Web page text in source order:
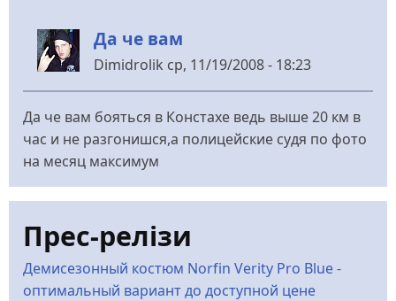
Да че вам
Dimidrolik ср, 11/19/2008 - 18:23
Да че вам бояться в Констахе ведь выше 20 км в
час и не разгонишся,а полицейские судя по фото
на месяц максимум
Прес-релізи
Демисезонный костюм Norfin Verity Pro Blue -
оптимальный вариант до доступной цене